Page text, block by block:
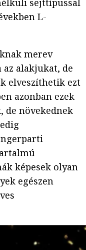
sejttípussal
L-
merev
alakjukat, de
elveszíthetik ezt
azonban ezek
de növekednek
képesek olyan
egészen